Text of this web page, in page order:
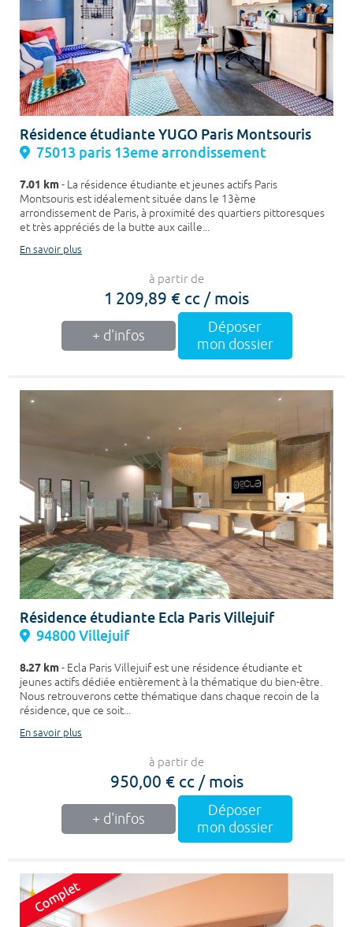
Résidence étudiante YUGO Paris Montsouris
75013 paris 13eme arrondissement
7.01 km- La résidence étudiante et jeunes actifs Paris
Montsouris est idéalement située dans le 13ème
arrondissement de Paris, à proximité des quartiers pittoresques
et très appréciés de la butte aux caille...
En savoir plus
à partir de
1 209,89 € cc / mois
+ d'infos
Déposer
mon dossier
Résidence étudiante Ecla Paris Villejuif
94800 Villejuif
8.27 km- Ecla Paris Villejuif est une résidence étudiante et
jeunes actifs dédiée entièrement à la thématique du bien-être.
Nous retrouverons cette thématique dans chaque recoin de la
résidence, que ce soit...
En savoir plus
à partir de
950,00 € cc / mois
+ d'infos
Déposer
mon dossier